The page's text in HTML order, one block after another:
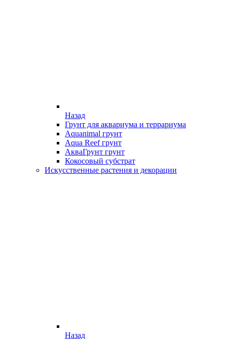
Назад
Грунт для аквариума и террариума
Aquanimal грунт
Aqua Reef грунт
АкваГрунт грунт
Кокосовый субстрат
Искусственные растения и декорации
Назад